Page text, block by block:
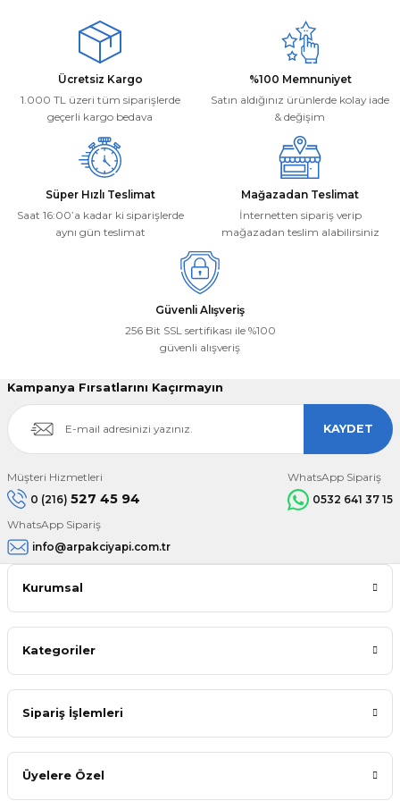
Ürün açıklamasında eksik bilgiler bulunuyor.
Ürün bilgilerinde hatalar bulunuyor.
Ürün fiyatı diğer sitelerden daha pahalı.
Bu ürüne benzer farklı alternatifler olmalı.
Mehmet Kayış | 17/02/2026
Deneyimini Paylaş
Ücretsiz Kargo
1.000 TL üzeri tüm siparişlerde
geçerli kargo bedava
%100 Memnuniyet
Satın aldığınız ürünlerde kolay iade
& değişim
Süper Hızlı Teslimat
Saat 16:00’a kadar ki siparişlerde
aynı gün teslimat
Mağazadan Teslimat
İnternetten sipariş verip
mağazadan teslim alabilirsiniz
Güvenli Alışveriş
256 Bit SSL sertifikası ile %100
güvenli alışveriş
Kampanya Fırsatlarını Kaçırmayın
KAYDET
Müşteri Hizmetleri
0 (216) 527 45 94
WhatsApp Sipariş
0532 641 37 15
WhatsApp Sipariş
info@arpakciyapi.com.tr
Kurumsal
Kategoriler
Sipariş İşlemleri
Üyelere Özel